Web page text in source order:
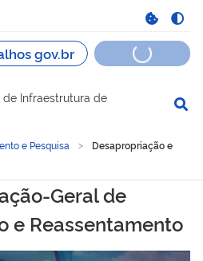
Infraestrutura de
e Pesquisa
Desapropriação e
e
Geral de
e Reassentamento